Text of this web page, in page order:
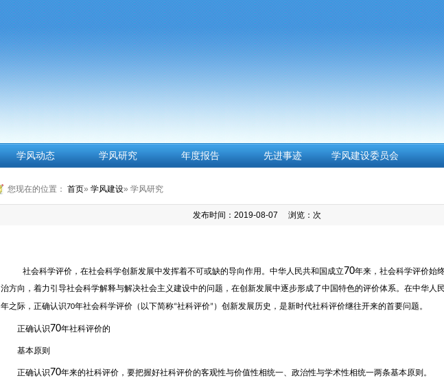
学风动态 学风研究 年度报告 先进事迹 学风建设委员会
您现在的位置： 首页» 学风建设» 学风研究
发布时间：2019-08-07 浏览： 次
社会科学评价，在社会科学创新发展中发挥着不可或缺的导向作用。中华人民共和国成立70年来，社会科学评价始
治方向，着力引导社会科学解释与解决社会主义建设中的问题，在创新发展中逐步形成了中国特色的评价体系。在中华人
年之际，正确认识70年社会科学评价（以下简称“社科评价”）创新发展历史，是新时代社科评价继往开来的首要问题。
正确认识70年社科评价的
基本原则
正确认识70年来的社科评价，要把握好社科评价的客观性与价值性相统一、政治性与学术性相统一两条基本原则。